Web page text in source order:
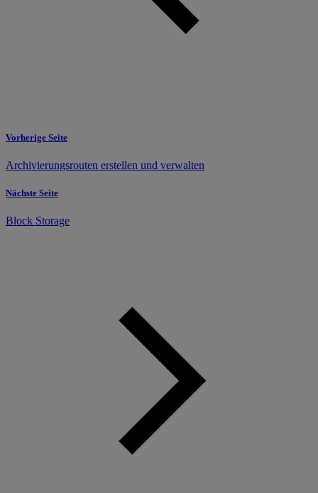
Vorherige Seite
Archivierungsrouten erstellen und verwalten
Nächste Seite
Block Storage